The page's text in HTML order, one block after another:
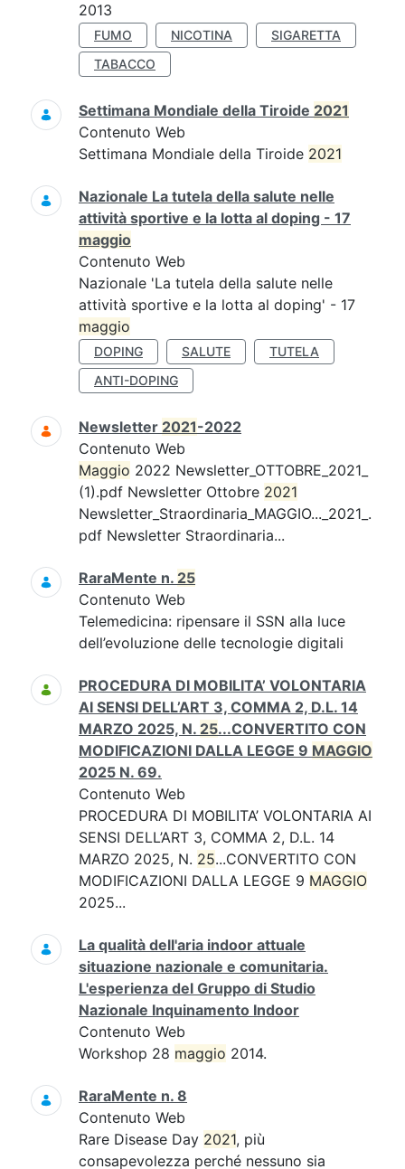
2013
FUMO NICOTINA
SIGARETTA
TABACCO
Settimana Mondiale della Tiroide 2021
Contenuto Web
Settimana Mondiale della Tiroide 2021
Nazionale La tutela della salute nelle
attività sportive e la lotta al doping - 17
maggio
Contenuto Web
Nazionale 'La tutela della salute nelle
attività sportive e la lotta al doping' - 17
maggio
DOPING SALUTE
TUTELA
ANTI-DOPING
Newsletter 2021-2022
Contenuto Web
Maggio 2022 Newsletter_OTTOBRE_2021_
(1).pdf Newsletter Ottobre 2021
Newsletter_Straordinaria_MAGGIO..._2021_.
pdf Newsletter Straordinaria...
RaraMente n. 25
Contenuto Web
Telemedicina: ripensare il SSN alla luce
dell’evoluzione delle tecnologie digitali
PROCEDURA DI MOBILITA’ VOLONTARIA
AI SENSI DELL’ART 3, COMMA 2, D.L. 14
MARZO 2025, N. 25...CONVERTITO CON
MODIFICAZIONI DALLA LEGGE 9 MAGGIO
2025 N. 69.
Contenuto Web
PROCEDURA DI MOBILITA’ VOLONTARIA AI
SENSI DELL’ART 3, COMMA 2, D.L. 14
MARZO 2025, N. 25...CONVERTITO CON
MODIFICAZIONI DALLA LEGGE 9 MAGGIO
2025...
La qualità dell'aria indoor attuale
situazione nazionale e comunitaria.
L'esperienza del Gruppo di Studio
Nazionale Inquinamento Indoor
Contenuto Web
Workshop 28 maggio 2014.
RaraMente n. 8
Contenuto Web
Rare Disease Day 2021, più
consapevolezza perché nessuno sia